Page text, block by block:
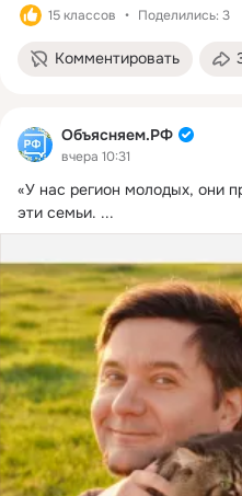
15 классов Поделились: 3
Комментировать
Объясняем.РФ
вчера 10:31
«У нас регион молодых, они
эти семьи. ...